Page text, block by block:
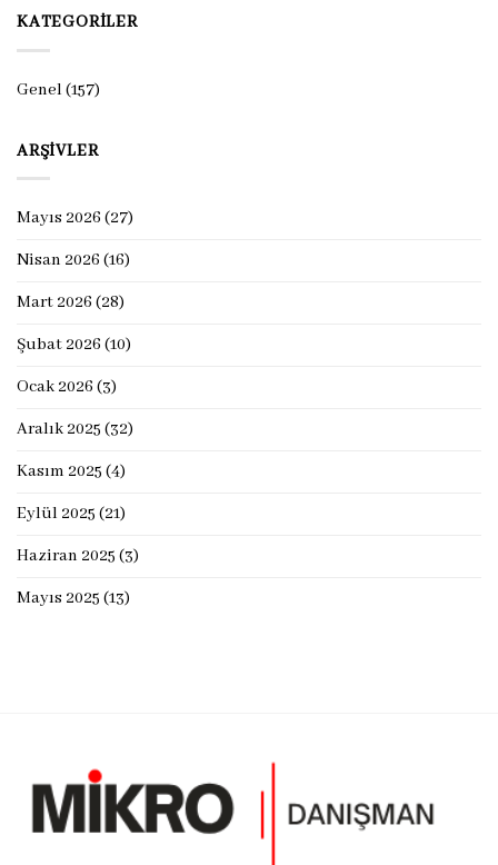
KATEGORILER
Genel(157)
ARŞIVLER
Mayıs 2026 (27)
Nisan 2026 (16)
Mart 2026 (28)
Şubat 2026 (10)
Ocak 2026 (3)
Aralık 2025 (32)
Kasım 2025 (4)
Eylül 2025 (21)
Haziran 2025 (3)
Mayıs 2025 (13)